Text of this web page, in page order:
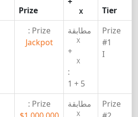
Tier
X
Prize
Prize
#1
I
مطابقة
X
+
X
:
5 + 1
Prize :
Jackpot
Prize
مطابقة
X
Prize :